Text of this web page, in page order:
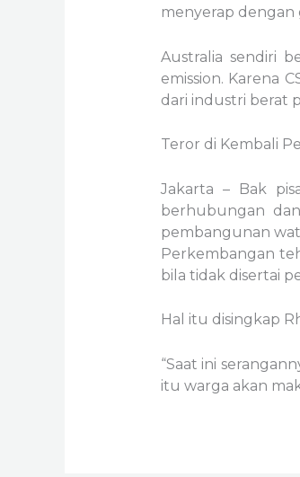
menyerap dengan
Australia sendiri
emission. Karena
dari industri berat
Teror di Kembali
Jakarta – Bak
berhubungan
pembangunan
Perkembangan
bila tidak disertai
Hal itu disingkap
“Saat ini
itu warga akan